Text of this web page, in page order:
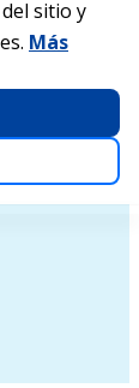
sitio y
Más